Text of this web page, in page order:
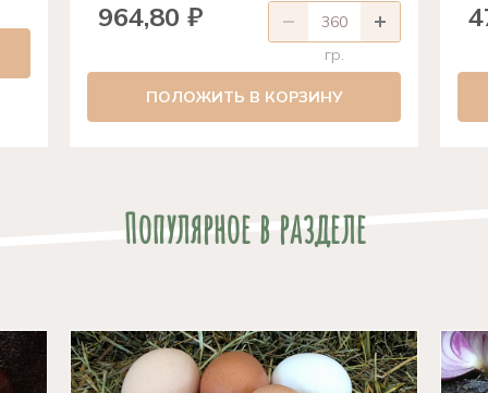
964,80 ₽
гр.
ПОЛОЖИТЬ В КОРЗИНУ
Популярное в разделе